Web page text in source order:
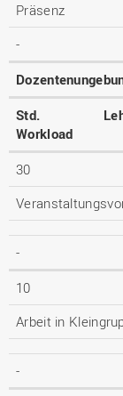
Präsenz
-
Std.
Workload
30
-
10
Arbeit in
-